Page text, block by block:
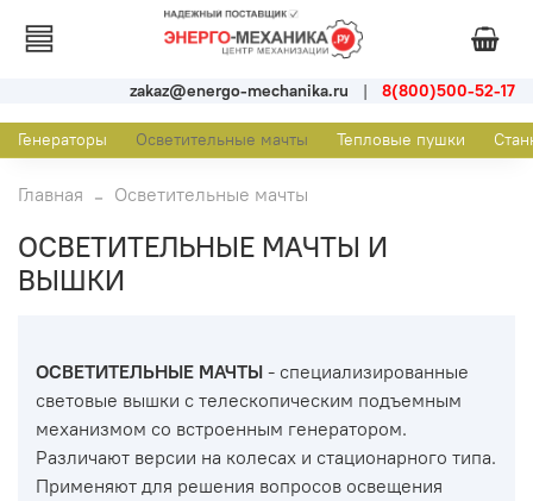
zakaz@energo-mechanika.ru | 8(800)500-52-17
Генераторы Осветительные мачты Тепловые пушки
Главная Осветительные мачты
ОСВЕТИТЕЛЬНЫЕ МАЧТЫ И
ВЫШКИ
ОСВЕТИТЕЛЬНЫЕ МАЧТЫ - специализированные
световые вышки с телескопическим подъемным
механизмом со встроенным генератором.
Различают версии на колесах и стационарного типа.
Применяют для решения вопросов освещения